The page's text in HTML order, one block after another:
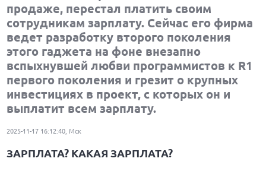
продаже, перестал платить своим
сотрудникам зарплату. Сейчас его фирма
ведет разработку второго поколения
этого гаджета на фоне внезапно
вспыхнувшей любви программистов к R1
первого поколения и грезит о крупных
инвестициях в проект, с которых он и
выплатит всем зарплату.
2025-11-17 16:12:40, Мск
ЗАРПЛАТА? КАКАЯ ЗАРПЛАТА?